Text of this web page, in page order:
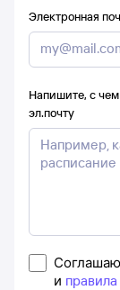
Электронная
Напишите, с
эл.почту
и